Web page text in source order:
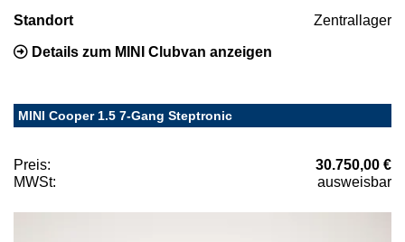
Standort Zentrallager
Details zum MINI Clubvan anzeigen
MINI Cooper 1.5 7-Gang Steptronic
Preis:
30.750,00 €
MWSt:
ausweisbar